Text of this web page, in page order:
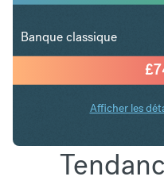
£
Banque classique
Afficher les